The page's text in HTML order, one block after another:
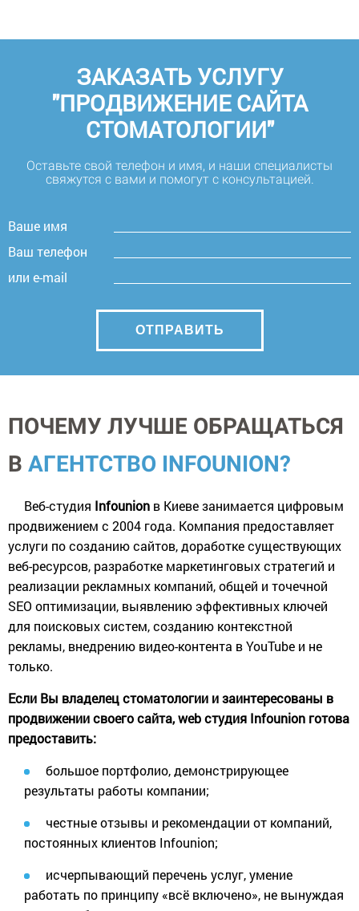
ЗАКАЗАТЬ УСЛУГУ
"ПРОДВИЖЕНИЕ САЙТА
СТОМАТОЛОГИИ"
Оставьте свой телефон и имя, и наши специалисты
свяжутся с вами и помогут с консультацией.
Ваше имя
Ваш телефон
или e-mail
ПОЧЕМУ ЛУЧШЕ ОБРАЩАТЬСЯ
В АГЕНТСТВО INFOUNION?
Веб-студия Infounion в Киеве занимается цифровым
продвижением с 2004 года. Компания предоставляет
услуги по созданию сайтов, доработке существующих
веб-ресурсов, разработке маркетинговых стратегий и
реализации рекламных компаний, общей и точечной
SEO оптимизации, выявлению эффективных ключей
для поисковых систем, созданию контекстной
рекламы, внедрению видео-контента в YouTube и не
только.
Если Вы владелец стоматологии и заинтересованы в
продвижении своего сайта, web студия Infounion готова
предоставить:
большое портфолио, демонстрирующее
результаты работы компании;
честные отзывы и рекомендации от компаний,
постоянных клиентов Infounion;
исчерпывающий перечень услуг, умение
работать по принципу «всё включено», не вынуждая